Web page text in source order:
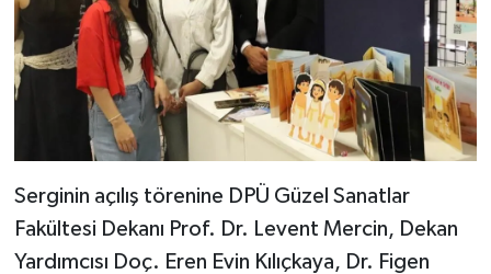
Serginin açılış törenine DPÜ Güzel Sanatlar
Fakültesi Dekanı Prof. Dr. Levent Mercin, Dekan
Yardımcısı Doç. Eren Evin Kılıçkaya, Dr. Figen